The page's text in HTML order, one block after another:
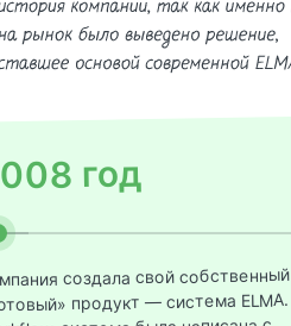
год
создала свой собственный
продукт — система ELMA.